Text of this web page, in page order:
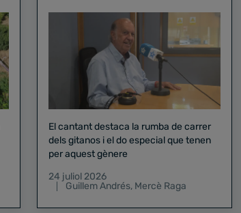
El cantant destaca la rumba de carrer
dels gitanos i el do especial que tenen
per aquest gènere
24 juliol 2026
Guillem Andrés, Mercè Raga